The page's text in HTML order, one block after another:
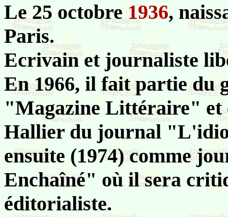
Le 25 octobre1936,
Paris.
Ecrivain et journaliste
En 1966, il fait partie du
"Magazine Littéraire" et
Hallier du journal
ensuite (1974) comme
Enchaîné" où il sera
éditorialiste.